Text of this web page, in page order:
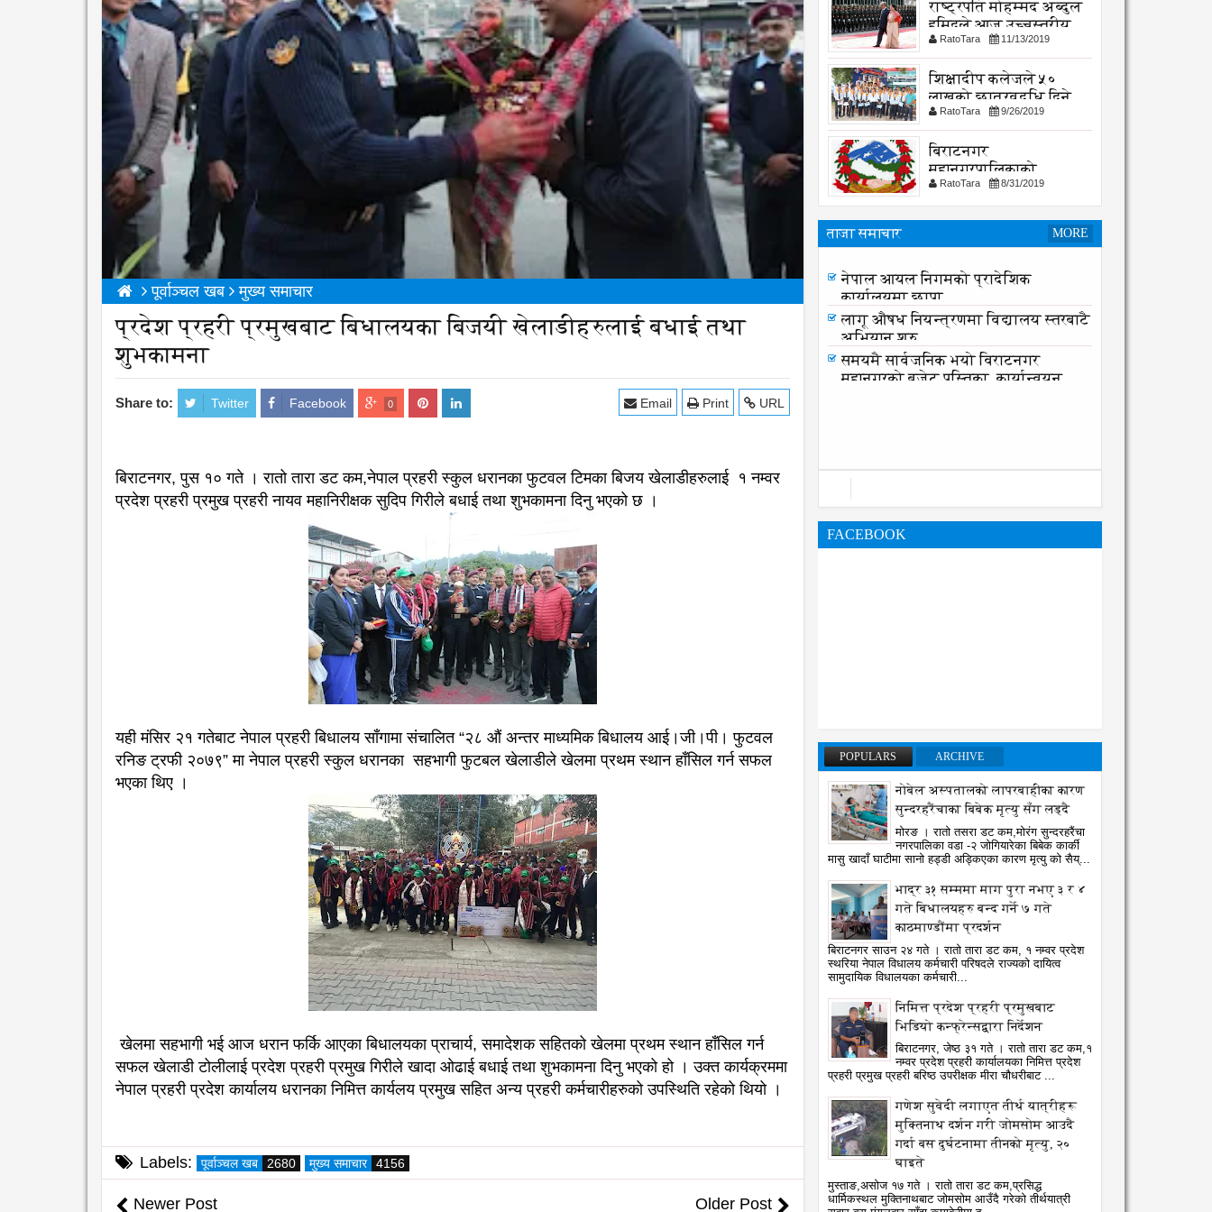
पूर्वाञ्चल खब मुख्य समाचार
प्रदेश प्रहरी प्रमुखबाट बिधालयका बिजयी खेलाडीहरुलाई बधाई तथा
शुभकामना
Share to: Twitter Facebook 0 URL
Print
Email
बिराटनगर, पुस १० गते । रातो तारा डट कम,नेपाल प्रहरी स्कुल धरानका फुटवल टिमका बिजय खेलाडीहरुलाई १ नम्वर
प्रदेश प्रहरी प्रमुख प्रहरी नायव महानिरीक्षक सुदिप गिरीले बधाई तथा शुभकामना दिनु भएको छ ।
यही मंसिर २१ गतेबाट नेपाल प्रहरी बिधालय साँगामा संचालित “२८ औं अन्तर माध्यमिक बिधालय आई।जी।पी। फुटवल
रनिङ ट्रफी २०७९” मा नेपाल प्रहरी स्कुल धरानका सहभागी फुटबल खेलाडीले खेलमा प्रथम स्थान हाँसिल गर्न सफल
भएका थिए ।
खेलमा सहभागी भई आज धरान फर्कि आएका बिधालयका प्राचार्य, समादेशक सहितको खेलमा प्रथम स्थान हाँसिल गर्न
सफल खेलाडी टोलीलाई प्रदेश प्रहरी प्रमुख गिरीले खादा ओढाई बधाई तथा शुभकामना दिनु भएको हो । उक्त कार्यक्रममा
नेपाल प्रहरी प्रदेश कार्यालय धरानका निमित्त कार्यलय प्रमुख सहित अन्य प्रहरी कर्मचारीहरुको उपस्थिति रहेको थियो ।
Labels: पूर्वाञ्चल खब 2680 मुख्य समाचार 4156
Newer Post
Older Post
राष्ट्रपति मोहम्मद अब्दुल
हमिदले आज उच्चस्तरीय
भेटवार्ता गर्नु हुदै,
RatoTara 11/13/2019
शिक्षादीप कलेजले ५०
लाखको छात्रवृद्धि दिने
घोषणा
RatoTara 9/26/2019
बिराटनगर
महानगरपालिकाको
सार्वजनिक -सुचना
RatoTara 8/31/2019
ताजा समाचार MORE
कार्यालयमा छापा
नेपाल आयल निगमको प्रादेशिक
कार्यालयमा छापा
लागू औषध नियन्त्रणमा विद्यालय स्तरबाटै
अभियान शुरु
FACEBOOK
POPULARS ARCHIVE
नोबेल अस्पतालको लापरबाहीका कारण
सुन्दरहरैंचाका बिबेक मृत्यु सँग लड्दै
मोरङ । रातो तसरा डट कम,मोरंग सुन्दरहरैंचा
नगरपालिका वडा -२ जोगियारेका बिबेक कार्की
मासु खादाँ घाटीमा सानो हड्डी अड्किएका कारण मृत्यु को सैय्...
भाद्र ३१ सम्ममा माग पुरा नभए ३ र ४
गते बिधालयहरु बन्द गर्ने ७ गते
काठमाण्डौंमा प्रदर्शन
बिराटनगर साउन २४ गते । रातो तारा डट कम, १ नम्वर प्रदेश
स्थरिया नेपाल विधालय कर्मचारी परिषदले राज्यको दायित्व
सामुदायिक विधालयका कर्मचारी...
निमित्त प्रदेश प्रहरी प्रमुखबाट
भिडियो कन्फ्रेन्सद्वारा निर्देशन
बिराटनगर, जेष्ठ ३१ गते । रातो तारा डट कम,१
नम्वर प्रदेश प्रहरी कार्यालयका निमित्त प्रदेश
प्रहरी प्रमुख प्रहरी बरिष्ठ उपरीक्षक मीरा चौधरीबाट ...
गणेश सुवेदी लगाएत तीर्थ यात्रीहरू
मुक्तिनाथ दर्शन गरी जोमसोम आउदै
गर्दा बस दुर्घटनामा तीनको मृत्यु, २०
घाइते
मुस्ताङ,असोज १७ गते । रातो तारा डट कम,प्रसिद्ध
धार्मिकस्थल मुक्तिनाथबाट जोमसोम आउँदै गरेको तीर्थयात्री